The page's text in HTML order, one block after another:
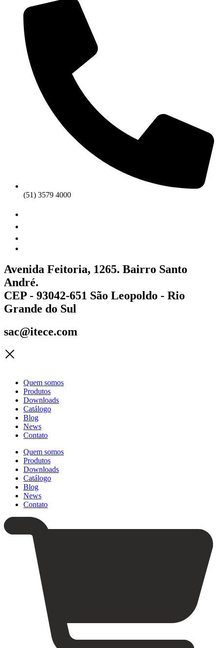
(51) 3579 4000
Avenida Feitoria, 1265. Bairro Santo
André.
CEP - 93042-651 São Leopoldo - Rio
Grande do Sul
sac@itece.com
Quem somos
Produtos
Downloads
Catálogo
Blog
News
Contato
Quem somos
Produtos
Downloads
Catálogo
Blog
News
Contato